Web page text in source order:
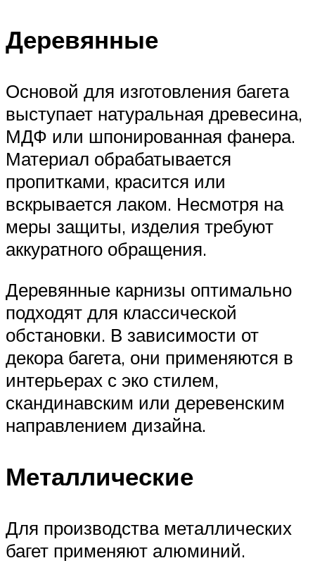
Деревянные
Основой для изготовления багета
выступает натуральная древесина,
МДФ или шпонированная фанера.
Материал обрабатывается
пропитками, красится или
вскрывается лаком. Несмотря на
меры защиты, изделия требуют
аккуратного обращения.
Деревянные карнизы оптимально
подходят для классической
обстановки. В зависимости от
декора багета, они применяются в
интерьерах с эко стилем,
скандинавским или деревенским
направлением дизайна.
Металлические
Для производства металлических
багет применяют алюминий.